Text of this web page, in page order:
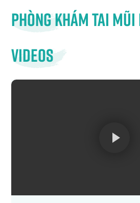
Phòng khám tai
Videos